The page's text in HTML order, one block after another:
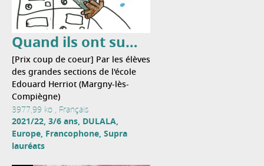
Quand ils ont su…
[Prix coup de coeur] Par les élèves
des grandes sections de l'école
Edouard Herriot (Margny-lès-
Compiègne)
3977,99 ko , Français
2021/22, 3/6 ans, DULALA,
Europe, Francophone, Supra
lauréats